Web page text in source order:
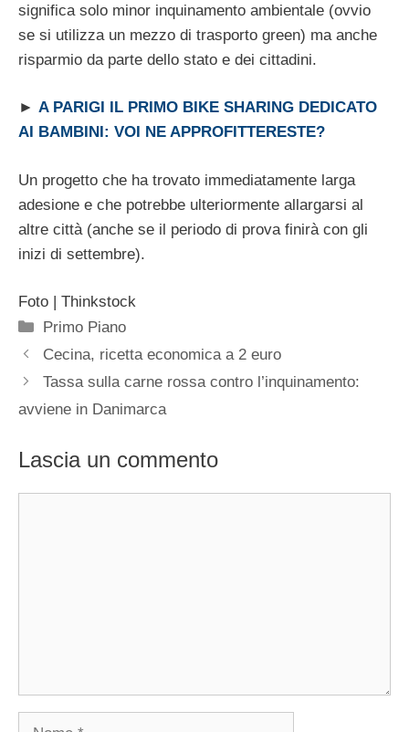
significa solo minor inquinamento ambientale (ovvio
se si utilizza un mezzo di trasporto green) ma anche
risparmio da parte dello stato e dei cittadini.
► A PARIGI IL PRIMO BIKE SHARING DEDICATO
AI BAMBINI: VOI NE APPROFITTERESTE?
Un progetto che ha trovato immediatamente larga
adesione e che potrebbe ulteriormente allargarsi al
altre città (anche se il periodo di prova finirà con gli
inizi di settembre).
Foto | Thinkstock
Categorie
Primo Piano
Cecina, ricetta economica a 2 euro
Tassa sulla carne rossa contro l’inquinamento:
avviene in Danimarca
Lascia un commento